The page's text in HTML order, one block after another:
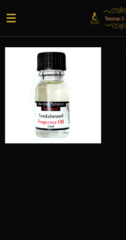
direct
naar
de
hoofdinhoud